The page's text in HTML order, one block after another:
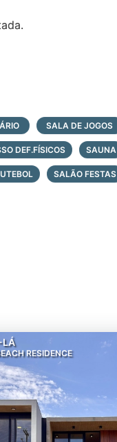
SALA DE JOGOS
DEF.FÍSICOS SAUNA
SALÃO FESTAS
LÁ
RESIDENCE